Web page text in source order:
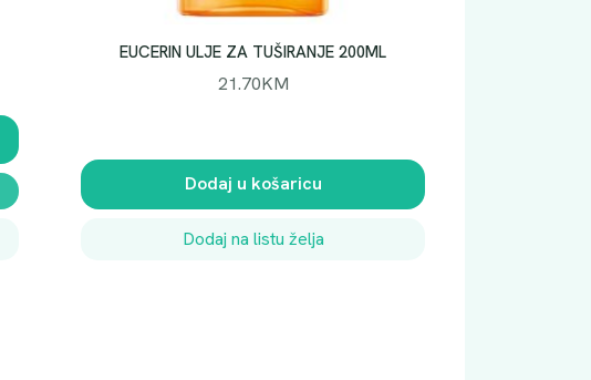
EUCERIN ULJE ZA TUŠIRANJE 200ML
21.70KM
Dodaj u košaricu
Dodaj na listu želja